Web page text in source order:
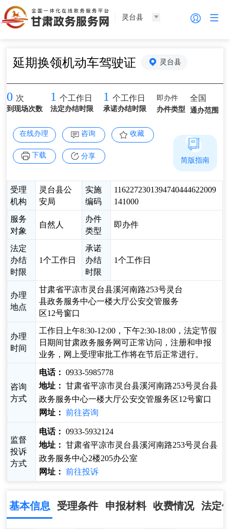
灵台县
延期换领机动车驾驶证 灵台县
0 次
到现场次数
1 个工作日
法定办结时限
1 个工作日
承诺办结时限
即办件
办件类型
全国
通办范围
在线办理 咨询 收藏
下载 分享
受理
机构
灵台县公
安局
实施
编码
1162272301394740444622009
141000
服务
对象
自然人
办件
类型
即办件
法定
办结
时限
1个工作日
承诺
办结
时限
1个工作日
办理
地点
甘肃省平凉市灵台县溪河南路253号灵台
县政务服务中心一楼大厅公安交管服务
区12号窗口
办理
时间
工作日上午8:30-12:00，下午2:30-18:00，法定节假
日期间甘肃政务服务网可正常访问，注册和申报
业务，网上受理审批工作将在节后正常进行。
咨询
方式
电话： 0933-5985778
地址： 甘肃省平凉市灵台县溪河南路253号灵台县
政务服务中心一楼大厅公安交管服务区12号窗口
网址： 前往咨询
监督
投诉
方式
电话： 0933-5932124
地址： 甘肃省平凉市灵台县溪河南路253号灵台县
政务服务中心2楼205办公室
网址： 前往投诉
简版指南
基本信息 受理条件 申报材料 收费情况 法定